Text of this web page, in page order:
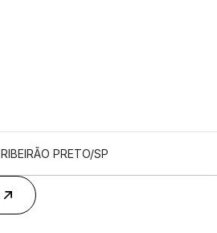
RIBEIRÃO PRETO/SP